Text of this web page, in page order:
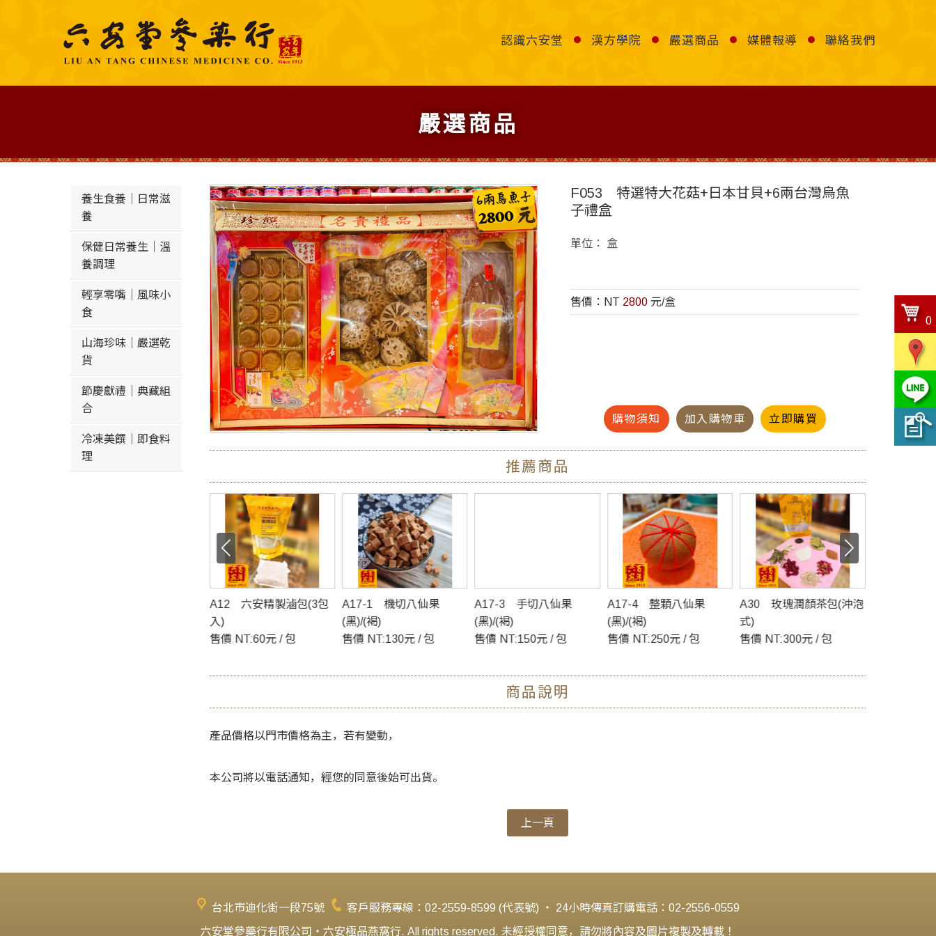
認識六安堂 漢方學院 嚴選商品 媒體報導 聯絡我們
嚴選商品
0
養生食養｜日常滋
養
保健日常養生｜溫
養調理
輕享零嘴｜風味小
食
山海珍味｜嚴選乾
貨
節慶獻禮｜典藏組
合
冷凍美饌｜即食料
理
F053 特選特大花菇+日本甘貝+6兩台灣烏魚
子禮盒
單位： 盒
售價：NT 2800 元/盒
購物須知 加入購物車 立即購買
推薦商品
A17-1 機切八仙果
(黑)/(褐)
售價 NT:130元 / 包
A17-3 手切八仙果
(黑)/(褐)
售價 NT:150元 / 包
A17-4 整顆八仙果
(黑)/(褐)
售價 NT:250元 / 包
A30 玫瑰潤顏茶包(沖泡
式)
售價 NT:300元 / 包
A31 養生茶(沖泡式)
售價 NT:300元 / 包
商品說明
產品價格以門市價格為主，若有變動，
本公司將以電話通知，經您的同意後始可出貨。
上一頁
台北市迪化街一段75號
客戶服務專線：02-2559-8599 (代表號) ‧ 24小時傳真訂購電話：02-2556-0559
六安堂參藥行有限公司‧六安極品燕窩行. All rights reserved. 未經授權同意，請勿將內容及圖片複製及轉載！